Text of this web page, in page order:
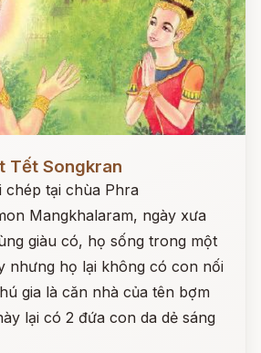
Tết Songkran
chép tại chùa Phra
Mangkhalaram, ngày xưa
giàu có, họ sống trong một
nhưng họ lại không có con nối
gia là căn nhà của tên bợm
lại có 2 đứa con da dẻ sáng